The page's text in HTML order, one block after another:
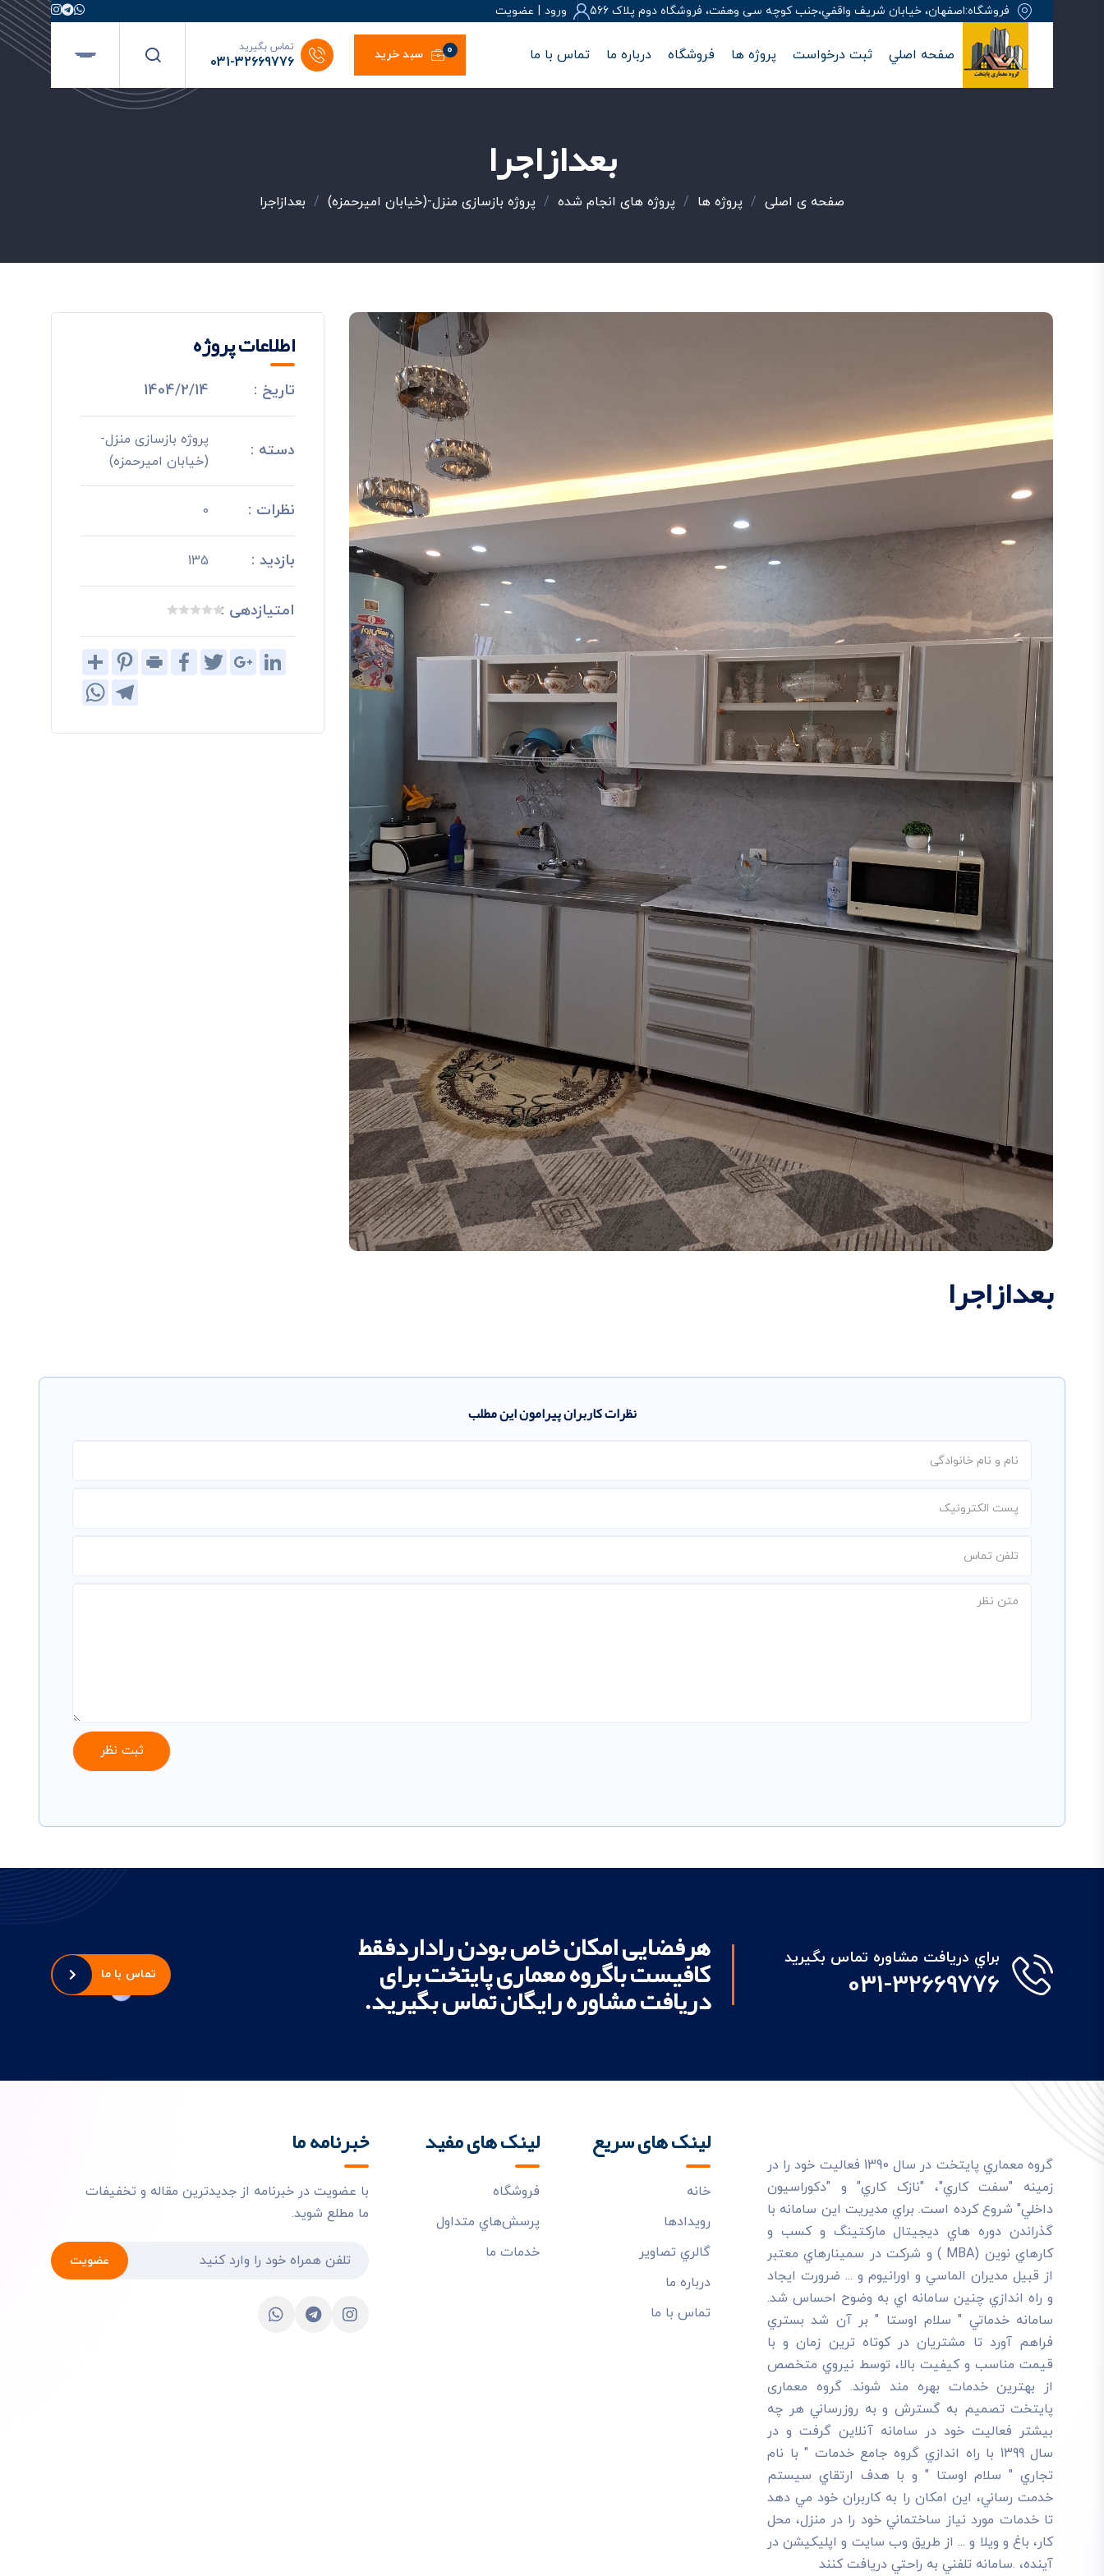
فروشگاه:اصفهان، خيابان شريف واقفي،جنب کوچه سی وهفت، فروشگاه دوم پلاک 566 ورود | عضويت
صفحه اصلي ثبت درخواست پروژه ها فروشگاه درباره ما تماس با ما سبد خرید 0 تماس بگیرید
031-32669776
بعدازاجرا
صفحه ی اصلی / پروژه ها / پروژه های انجام شده / پروژه بازسازی منزل-(خیابان امیرحمزه) / بعدازاجرا
اطلاعات پروژه
تاریخ : 1404/2/14
دسته :
پروژه بازسازی منزل-
(خیابان امیرحمزه)
نظرات : 0
بازدید : 135
امتیازدهی :
Share
PinterestPrint
FacebookTwitterGoogle+LinkedIn
WhatsAppTelegram
بعدازاجرا
نظرات کاربران پیرامون این مطلب
براي دريافت مشاوره تماس بگيريد
031-32669776
هرفضایی امکان خاص بودن راداردفقط
کافیست باگروه معماری پایتخت برای
دریافت مشاوره رایگان تماس بگیرید.
تماس با ما
گروه معماري پايتخت در سال 1390 فعاليت خود را در
زمينه "سفت کاري"، "نازک کاري" و "دکوراسيون
داخلي" شروع کرده است. براي مديريت اين سامانه با
گذراندن دوره هاي ديجيتال مارکتينگ و کسب و
کارهاي نوين (MBA ) و شرکت در سمينارهاي معتبر
از قبيل مديران الماسي و اورانيوم و ... ضرورت ايجاد
و راه اندازي چنين سامانه اي به وضوح احساس شد.
سامانه خدماتي " سلام اوستا " بر آن شد بستري
فراهم آورد تا مشتريان در کوتاه ترين زمان و با
قيمت مناسب و کيفيت بالا، توسط نيروي متخصص
از بهترين خدمات بهره مند شوند. گروه معماری
پایتخت تصميم به گسترش و به روزرساني هر چه
بيشتر فعاليت خود در سامانه آنلاين گرفت و در
سال 1399 با راه اندازي گروه جامع خدمات " با نام
تجاري " سلام اوستا " و با هدف ارتقاي سيستم
خدمت رساني، اين امکان را به کاربران خود مي دهد
تا خدمات مورد نياز ساختماني خود را در منزل، محل
کار، باغ و ويلا و ... از طريق وب سايت و اپليکيشن در
آينده، .سامانه تلفني به راحتي دريافت کنند
لینک های سریع
خانه
رويدادها
گالري تصاوير
درباره ما
تماس با ما
لینک های مفید
فروشگاه
پرسش‌هاي متداول
خدمات ما
خبرنامه ما
با عضویت در خبرنامه از جدیدترین مقاله و تخفیفات
ما مطلع شوید.
عضویت